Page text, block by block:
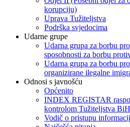
korupciju)
Uprava Tužiteljstva
Podrška svjedocima
Udarne grupe
Udarna grupa za borbu
sposobnosti za borbu
Udarna grupa za borbu
organizirane ilegalne
Odnosi s javnošću
Općenito
INDEX REGISTAR
kontrolom Tužiteljstva BiH
Vodič o pristupu